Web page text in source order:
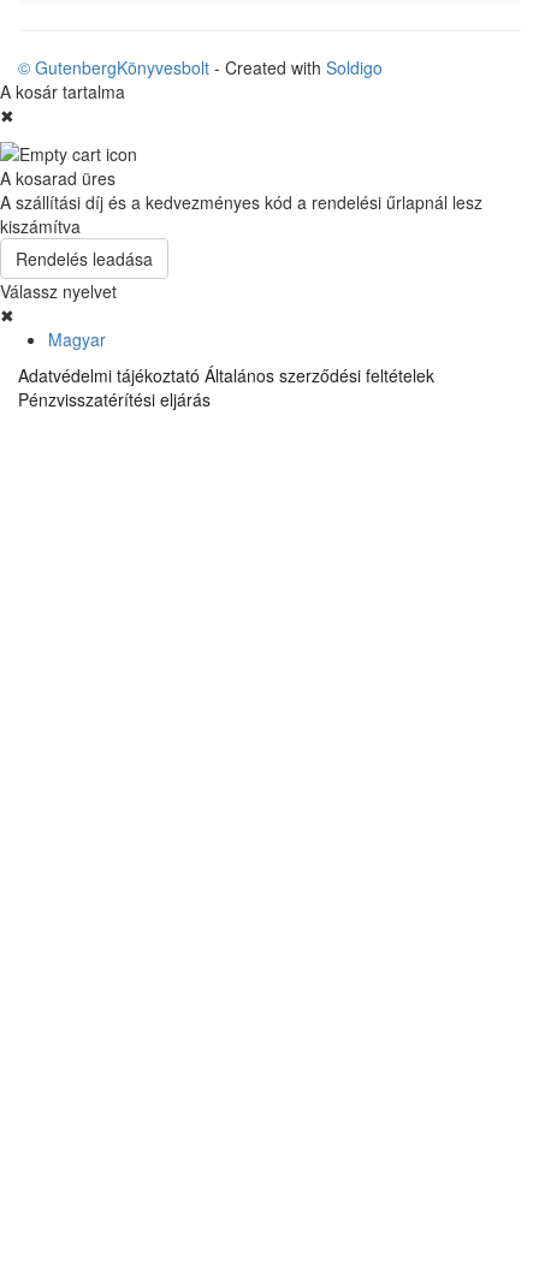
© GutenbergKönyvesbolt - Created with Soldigo
A kosár tartalma
✖
A kosarad üres
A szállítási díj és a kedvezményes kód a rendelési űrlapnál lesz
kiszámítva
Rendelés leadása
Válassz nyelvet
✖
Magyar
Adatvédelmi tájékoztató Általános szerződési feltételek
Pénzvisszatérítési eljárás